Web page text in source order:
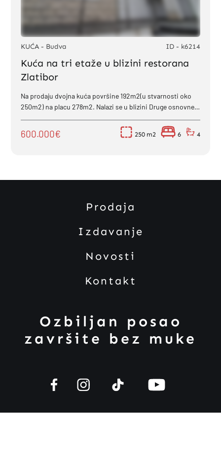
KUĆA - Budva ID - k6214
Kuća na tri etaže u blizini restorana
Zlatibor
Na prodaju dvojna kuća površine 192m2(u stvarnosti oko
250m2) na placu 278m2. Nalazi se u blizini Druge osnovne
600.000€ 250 6 4
Prodaja
Izdavanje
Novosti
Kontakt
Ozbiljan posao
završite bez muke